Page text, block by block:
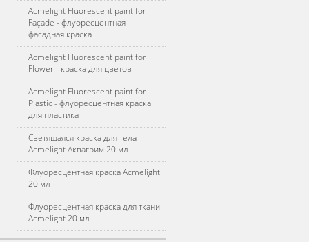
Acmelight Fluorescent paint for
Façade - флуоресцентная
фасадная краска
Acmelight Fluorescent paint for
Flower - краска для цветов
Acmelight Fluorescent paint for
Plastic - флуоресцентная краска
для пластика
Светящаяся краска для тела
Acmelight Аквагрим 20 мл
Флуоресцентная краска Acmelight
20 мл
Флуоресцентная краска для ткани
Acmelight 20 мл